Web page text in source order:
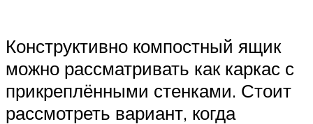
Конструктивно компостный ящик
можно рассматривать как каркас с
прикреплёнными стенками. Стоит
рассмотреть вариант, когда